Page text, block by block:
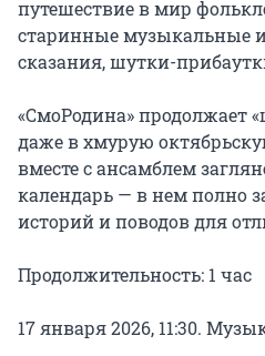
путешествие в мир
старинные музыкальные
сказания, шутки-
«СмоРодина» продолжает
даже в хмурую
вместе с ансамблем
календарь — в нем полно
историй и поводов для
Продолжительность: 1 час
17 января 2026, 11:30.